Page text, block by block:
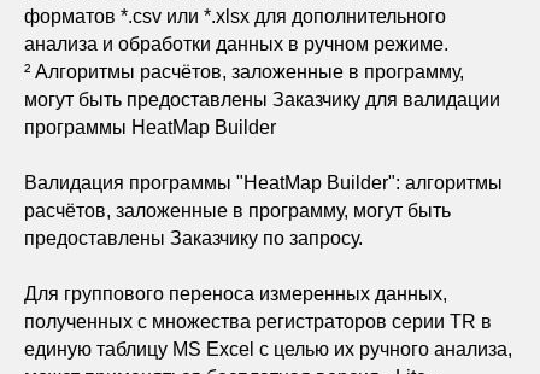
форматов *.csv или *.xlsx для дополнительного
анализа и обработки данных в ручном режиме.
² Алгоритмы расчётов, заложенные в программу,
могут быть предоставлены Заказчику для валидации
программы HeatMap Builder
Валидация программы "HeatMap Builder": алгоритмы
расчётов, заложенные в программу, могут быть
предоставлены Заказчику по запросу.
Для группового переноса измеренных данных,
полученных с множества регистраторов серии TR в
единую таблицу MS Excel с целью их ручного анализа,